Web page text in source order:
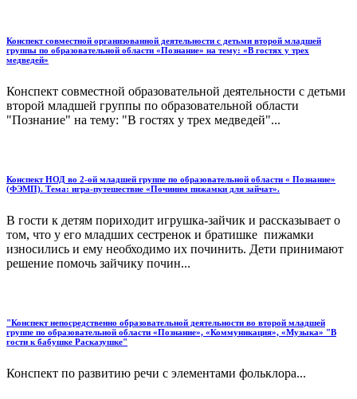
Конспект совместной организованной деятельности с детьми второй младшей
группы по образовательной области «Познание» на тему: «В гостях у трех
медведей»
Конспект совместной образовательной деятельности с детьми
второй младшей группы по образовательной области
"Познание" на тему: "В гостях у трех медведей"...
Конспект НОД во 2-ой младшей группе по образовательной области « Познание»
(ФЭМП). Тема: игра-путешествие «Починим пижамки для зайчат».
В гости к детям пориходит игрушка-зайчик и рассказывает о
том, что у его младших сестренок и братишке пижамки
износились и ему необходимо их починить. Дети принимают
решение помочь зайчику почин...
"Конспект непосредственно образовательной деятельности во второй младшей
группе по образовательной области «Познание», «Коммуникация», «Музыка» "В
гости к бабушке Расказушке"
Конспект по развитию речи с элементами фольклора...